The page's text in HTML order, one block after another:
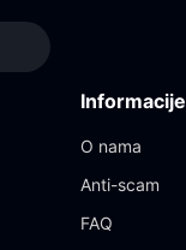
Informacije
O nama
Anti-scam
FAQ